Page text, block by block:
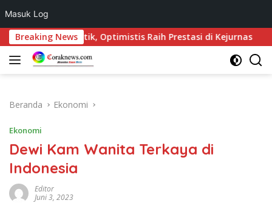
Masuk Log
Langsung
ke
konten
Breaking News
Dilantik, Optimistis Raih Prestasi di Kejurnas Konser
Beranda Ekonomi
Ekonomi
Dewi Kam Wanita Terkaya di
Indonesia
Editor
Juni 3, 2023